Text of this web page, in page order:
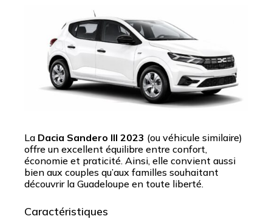
La Dacia Sandero III 2023 (ou véhicule similaire)
offre un excellent équilibre entre confort,
économie et praticité. Ainsi, elle convient aussi
bien aux couples qu’aux familles souhaitant
découvrir la Guadeloupe en toute liberté.
Caractéristiques